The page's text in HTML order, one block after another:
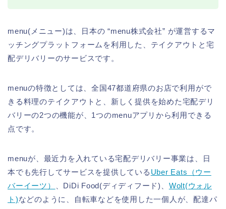
menu(メニュー)は、日本の “menu株式会社” が運営するマ
ッチングプラットフォームを利用した、テイクアウトと宅
配デリバリーのサービスです。
menuの特徴としては、全国47都道府県のお店で利用がで
きる料理のテイクアウトと、新しく提供を始めた宅配デリ
バリーの2つの機能が、1つのmenuアプリから利用できる
点です。
menuが、最近力を入れている宅配デリバリー事業は、日
本でも先行してサービスを提供している Uber Eats（ウー
バーイーツ）
、DiDi Food(ディディフード)、 Wolt(ウォル
ト)などのように、自転車などを使用した一個人が、配達パ